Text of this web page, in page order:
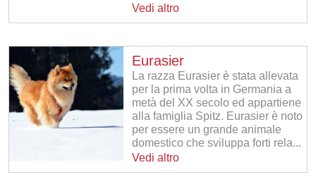
Vedi altro
Eurasier
La razza Eurasier è stata allevata
per la prima volta in Germania a
metà del XX secolo ed appartiene
alla famiglia Spitz. Eurasier è noto
per essere un grande animale
domestico che sviluppa forti rela...
Vedi altro